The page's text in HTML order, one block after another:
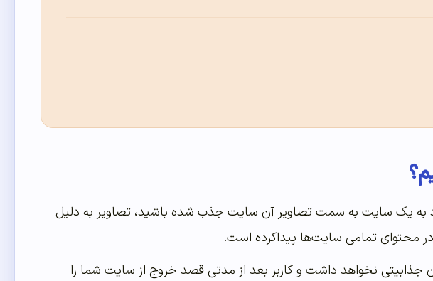
یک سایت به سمت تصاویر آن سایت جذب شده باشید، تصاویر به دلیل
محتوای تمامی سایت‌ها پیداکرده است.
جذابیتی نخواهد داشت و کاربر بعد از مدتی قصد خروج از سایت شما را